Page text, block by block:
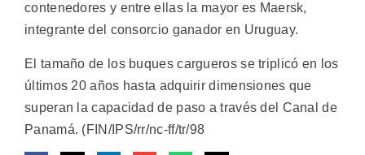
contenedores y entre ellas la mayor es Maersk,
integrante del consorcio ganador en Uruguay.
El tamaño de los buques cargueros se triplicó en los
últimos 20 años hasta adquirir dimensiones que
superan la capacidad de paso a través del Canal de
Panamá. (FIN/IPS/rr/nc-ff/tr/98